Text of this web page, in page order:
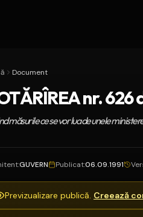
Document
nr. 626
măsurile ce se vor lua de unele
:GUVERN Publicat:06.09.1991
Previzualizare publică. Creează